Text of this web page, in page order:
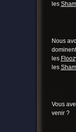
les
Nous
les
les
Vous
venir ?